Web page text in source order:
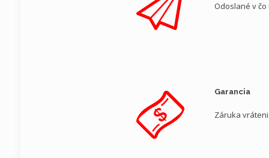
Odoslané v
Garancia
Záruka